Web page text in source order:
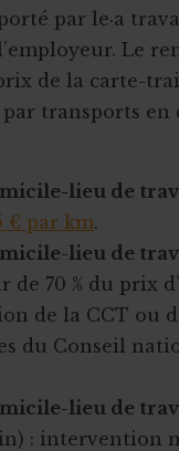
par le·a
Le
de la carte-
transports
lieu de
€ par km.
lieu de
70 % du prix
de la CCT ou
du Conseil
lieu de
: intervention